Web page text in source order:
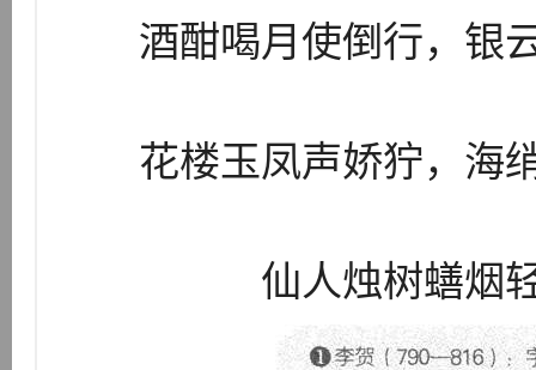
酒酣喝月使倒行，银
花楼玉凤声娇狞，海
仙人烛树蟮烟